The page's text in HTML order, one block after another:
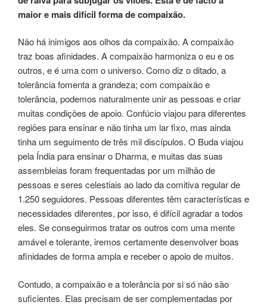
maior e mais difícil forma de compaixão.
Não há inimigos aos olhos da compaixão. A compaixão
traz boas afinidades. A compaixão harmoniza o eu e os
outros, e é uma com o universo. Como diz o ditado, a
tolerância fomenta a grandeza; com compaixão e
tolerância, podemos naturalmente unir as pessoas e criar
muitas condições de apoio. Confúcio viajou para diferentes
regiões para ensinar e não tinha um lar fixo, mas ainda
tinha um seguimento de três mil discípulos. O Buda viajou
pela Índia para ensinar o Dharma, e muitas das suas
assembleias foram frequentadas por um milhão de
pessoas e seres celestiais ao lado da comitiva regular de
1.250 seguidores. Pessoas diferentes têm características e
necessidades diferentes, por isso, é difícil agradar a todos
eles. Se conseguirmos tratar os outros com uma mente
amável e tolerante, iremos certamente desenvolver boas
afinidades de forma ampla e receber o apoio de muitos.
Contudo, a compaixão e a tolerância por si só não são
suficientes. Elas precisam de ser complementadas por